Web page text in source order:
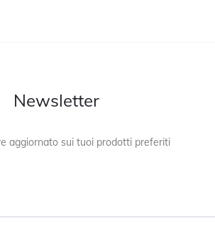
Newsletter
aggiornato sui tuoi prodotti preferiti